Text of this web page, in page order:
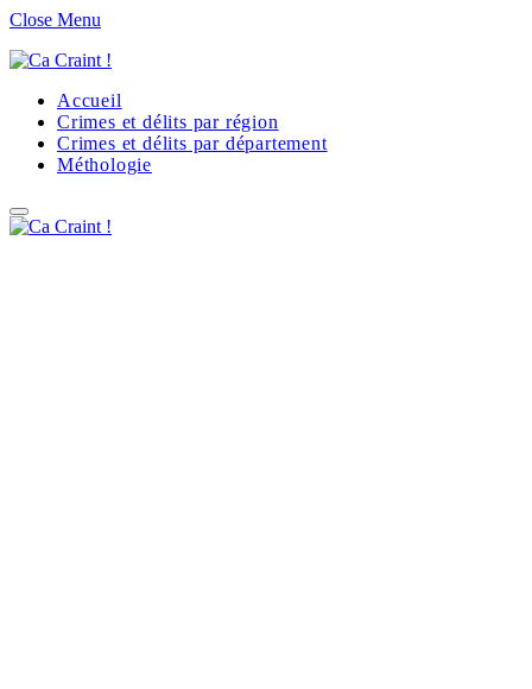
Close Menu
Accueil
Crimes et délits par région
Crimes et délits par département
Méthologie